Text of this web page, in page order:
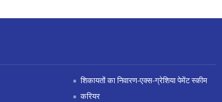
शिकायतों का निवारण-एक्स-ग्रेशिया पेमेंट स्कीम
करियर